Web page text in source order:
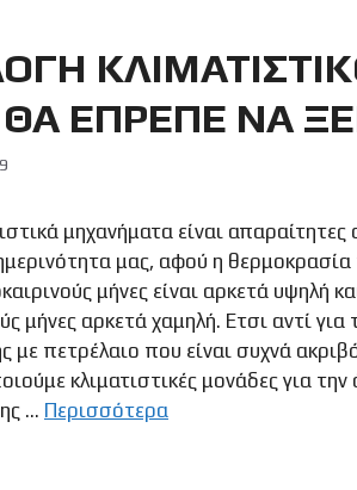
ΕΠΡΕΠΕ ΝΑ
μηχανήματα είναι απαραίτητες
μας, αφού η
μήνες είναι αρκετά υψηλή
μήνες αρκετά χαμηλή. Ετσι αντί για
με πετρέλαιο που είναι συχνά
κλιματιστικές μονάδες για
… Περισσότερα